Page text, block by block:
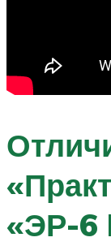
«ЭР-6